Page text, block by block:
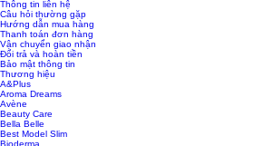
Thông tin liên hệ
Câu hỏi thường gặp
Hướng dẫn mua hàng
Thanh toán đơn hàng
Vận chuyển giao nhận
Đổi trả và hoàn tiền
Bảo mật thông tin
Thương hiệu
A&Plus
Aroma Dreams
Avène
Beauty Care
Bella Belle
Best Model Slim
Bioderma